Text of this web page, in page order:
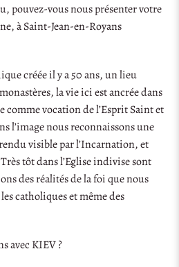
pouvez-vous nous présenter votre
à Saint-Jean-en-Royans
créée il y a 50 ans, un lieu
la vie ici est ancrée dans
comme vocation de l’Esprit Saint et
l’image nous reconnaissons une
visible par l’Incarnation, et
tôt dans l’Eglise indivise sont
des réalités de la foi que nous
catholiques et même des
avec KIEV ?